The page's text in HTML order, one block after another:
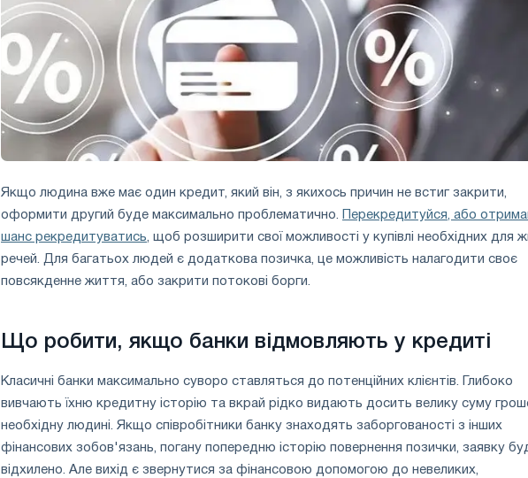
Якщо людина вже має один кредит, який він, з якихось причин не встиг закрити,
оформити другий буде максимально проблематично.
Перекредитуйся, або
шанс рекредитуватись , щоб розширити свої можливості у купівлі необхідних для
речей. Для багатьох людей є додаткова позичка, це можливість налагодити своє
повсякденне життя, або закрити потокові борги.
Що робити, якщо банки відмовляють у кредиті
Класичні банки максимально суворо ставляться до потенційних клієнтів. Глибоко
вивчають їхню кредитну історію та вкрай рідко видають досить велику суму
необхідну людині. Якщо співробітники банку знаходять заборгованості з інших
фінансових зобов'язань, погану попередню історію повернення позички, заявку
відхилено. Але вихід є звернутися за фінансовою допомогою до невеликих,